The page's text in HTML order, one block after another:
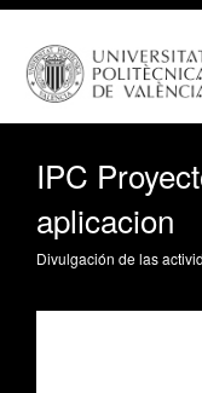
IPC
aplicacion